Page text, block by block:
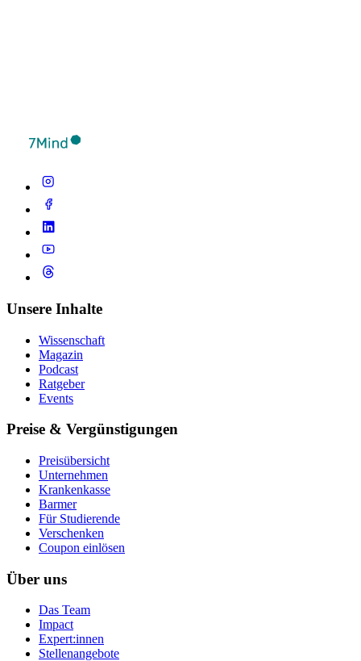
Unsere Inhalte
Wissenschaft
Magazin
Podcast
Ratgeber
Events
Preise & Vergünstigungen
Preisübersicht
Unternehmen
Krankenkasse
Barmer
Für Studierende
Ver­schen­ken
Coupon einlösen
Über uns
Das Team
Impact
Expert:innen
Stellenangebote